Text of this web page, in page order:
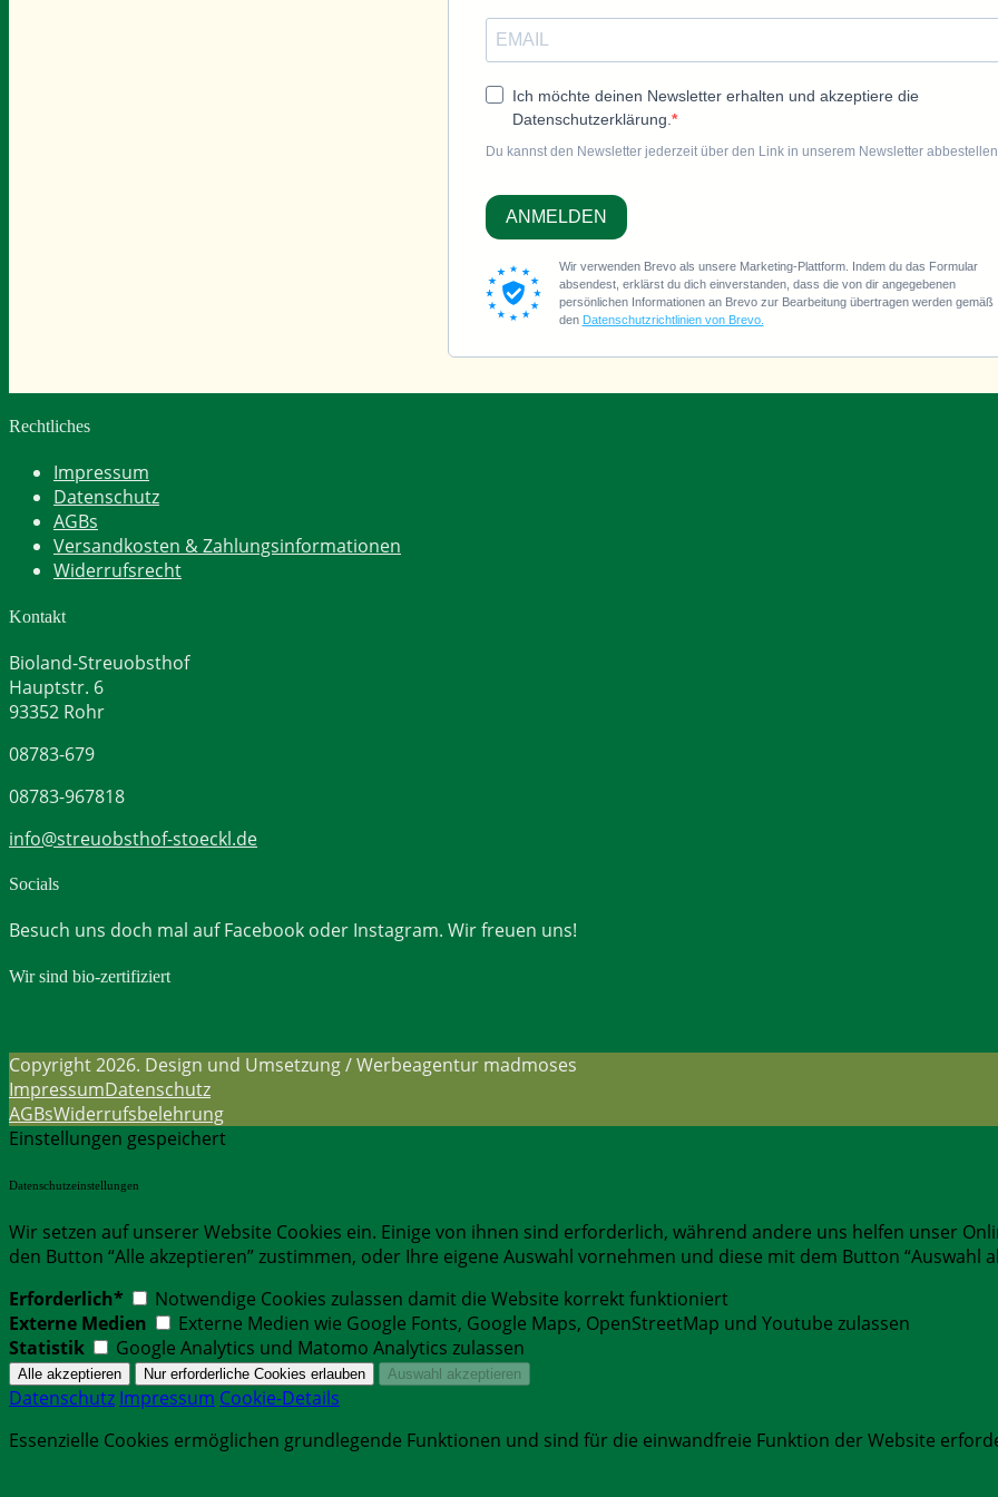
Ich möchte deinen Newsletter erhalten und akzeptiere die
Datenschutzerklärung.
Du kannst den Newsletter jederzeit über den Link in unserem Newsletter
ANMELDEN
Wir verwenden Brevo als unsere Marketing-Plattform. Indem du das Formular
absendest, erklärst du dich einverstanden, dass die von dir angegebenen
persönlichen Informationen an Brevo zur Bearbeitung übertragen werden gemäß
den Datenschutzrichtlinien von Brevo.
Rechtliches
Impressum
Datenschutz
AGBs
Versandkosten & Zahlungsinformationen
Widerrufsrecht
Kontakt
Bioland-Streuobsthof
Hauptstr. 6
93352 Rohr
08783-679
08783-967818
info@streuobsthof-stoeckl.de
Socials
Besuch uns doch mal auf Facebook oder Instagram. Wir freuen uns!
Wir sind bio-zertifiziert
Copyright 2026. Design und Umsetzung / Werbeagentur madmoses
ImpressumDatenschutz
AGBsWiderrufsbelehrung
Einstellungen gespeichert
Datenschutzeinstellungen
Wir setzen auf unserer Website Cookies ein. Einige von ihnen sind erforderlich, während andere uns helfen unser
den Button “Alle akzeptieren” zustimmen, oder Ihre eigene Auswahl vornehmen und diese mit dem Button “Auswahl
Erforderlich*
Notwendige Cookies zulassen damit die Website korrekt funktioniert
Externe Medien
Externe Medien wie Google Fonts, Google Maps, OpenStreetMap und Youtube zulassen
Statistik
Google Analytics und Matomo Analytics zulassen
Datenschutz Impressum Cookie-Details
Essenzielle Cookies ermöglichen grundlegende Funktionen und sind für die einwandfreie Funktion der Website